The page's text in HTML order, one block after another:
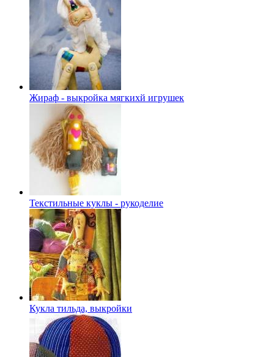
Жираф - выкройка мягкихй игрушек
Текстильные куклы - рукоделие
Кукла тильда, выкройки